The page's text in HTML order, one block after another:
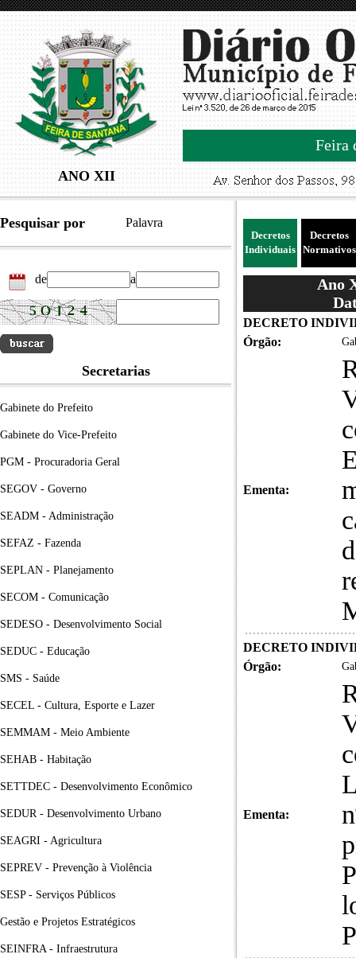
ANO XII
Feira
Pesquisar por Palavra
de a
Secretarias
Gabinete do Prefeito
Gabinete do Vice-Prefeito
PGM - Procuradoria Geral
SEGOV - Governo
SEADM - Administração
SEFAZ - Fazenda
SEPLAN - Planejamento
SECOM - Comunicação
SEDESO - Desenvolvimento Social
SEDUC - Educação
SMS - Saúde
SECEL - Cultura, Esporte e Lazer
SEMMAM - Meio Ambiente
SEHAB - Habitação
SETTDEC - Desenvolvimento Econômico
SEDUR - Desenvolvimento Urbano
SEAGRI - Agricultura
SEPREV - Prevenção à Violência
SESP - Serviços Públicos
Gestão e Projetos Estratégicos
SEINFRA - Infraestrutura
Decretos
Individuais
Decretos
Normativos
Ano
DECRETO
Órgão:
Ementa:
DECRETO
Órgão:
Ementa: